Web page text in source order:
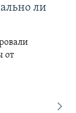
ли
от